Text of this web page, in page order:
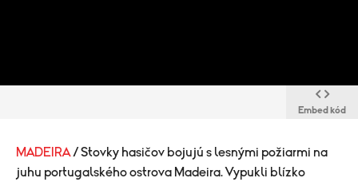
Embed kód
MADEIRA / Stovky hasičov bojujú s lesnými požiarmi na
juhu portugalského ostrova Madeira. Vypukli blízko